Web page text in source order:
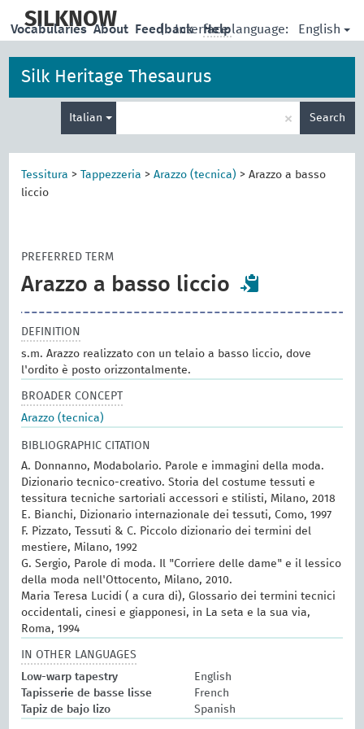
main
SILKNOW | Interface language: English
Vocabularies About Feedback Help
Silk Heritage Thesaurus
Italian × Search
Tessitura > Tappezzeria >Arazzo (tecnica) >Arazzo a basso
liccio
PREFERRED TERM
Arazzo a basso liccio
DEFINITION
s.m. Arazzo realizzato con un telaio a basso liccio, dove
l'ordito è posto orizzontalmente.
BROADER CONCEPT
Arazzo (tecnica)
BIBLIOGRAPHIC CITATION
A. Donnanno, Modabolario. Parole e immagini della moda.
Dizionario tecnico-creativo. Storia del costume tessuti e
tessitura tecniche sartoriali accessori e stilisti, Milano, 2018
E. Bianchi, Dizionario internazionale dei tessuti, Como, 1997
F. Pizzato, Tessuti & C. Piccolo dizionario dei termini del
mestiere, Milano, 1992
G. Sergio, Parole di moda. Il "Corriere delle dame" e il lessico
della moda nell'Ottocento, Milano, 2010.
Maria Teresa Lucidi ( a cura di), Glossario dei termini tecnici
occidentali, cinesi e giapponesi, in La seta e la sua via,
Roma, 1994
IN OTHER LANGUAGES
Low-warp tapestry
English
Tapisserie de basse lisse
French
Tapiz de bajo lizo
Spanish